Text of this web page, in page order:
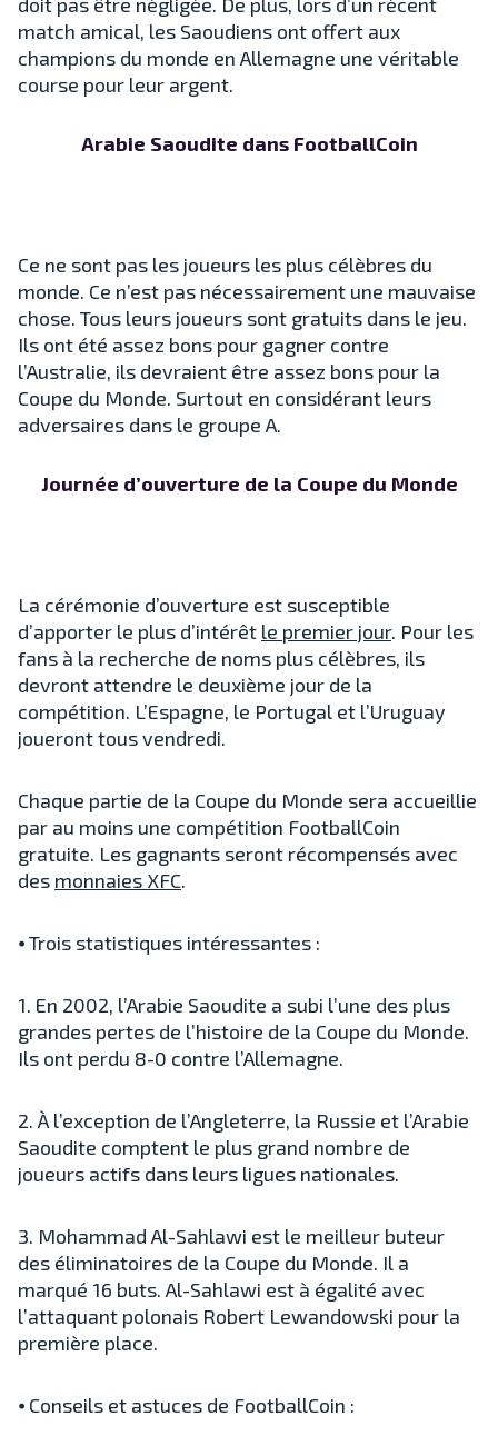
match amical, les Saoudiens ont offert aux
champions du monde en Allemagne une véritable
course pour leur argent.
Arabie Saoudite dans FootballCoin
Ce ne sont pas les joueurs les plus célèbres du
monde. Ce n’est pas nécessairement une mauvaise
chose. Tous leurs joueurs sont gratuits dans le jeu.
Ils ont été assez bons pour gagner contre
l’Australie, ils devraient être assez bons pour la
Coupe du Monde. Surtout en considérant leurs
adversaires dans le groupe A.
Journée d’ouverture de la Coupe du Monde
La cérémonie d’ouverture est susceptible
d’apporter le plus d’intérêt le premier jour. Pour les
fans à la recherche de noms plus célèbres, ils
devront attendre le deuxième jour de la
compétition. L’Espagne, le Portugal et l’Uruguay
joueront tous vendredi.
Chaque partie de la Coupe du Monde sera accueillie
par au moins une compétition FootballCoin
gratuite. Les gagnants seront récompensés avec
des monnaies XFC.
⦁ Trois statistiques intéressantes :
1. En 2002, l’Arabie Saoudite a subi l’une des plus
grandes pertes de l’histoire de la Coupe du Monde.
Ils ont perdu 8-0 contre l’Allemagne.
2. À l’exception de l’Angleterre, la Russie et l’Arabie
Saoudite comptent le plus grand nombre de
joueurs actifs dans leurs ligues nationales.
3. Mohammad Al-Sahlawi est le meilleur buteur
des éliminatoires de la Coupe du Monde. Il a
marqué 16 buts. Al-Sahlawi est à égalité avec
l’attaquant polonais Robert Lewandowski pour la
première place.
⦁ Conseils et astuces de FootballCoin :